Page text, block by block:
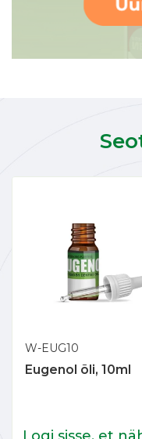
W-EUG10
Eugenol õli, 10ml